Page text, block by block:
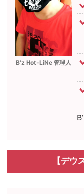
B'z Hot-LiNe 管理人
【デウ